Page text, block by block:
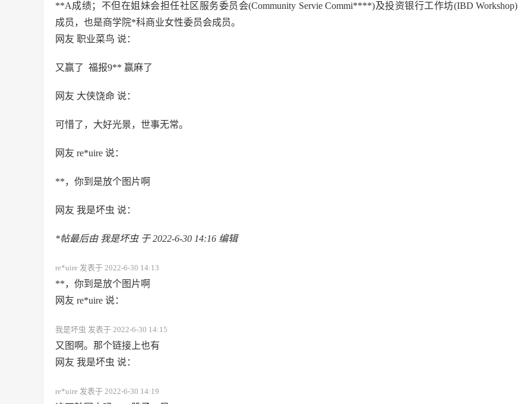
**A成绩；不但在姐妹会担任社区服务委员会(Community Servie Commi****)及投资银行工作坊(IBD Workshop)
成员，也是商学院*科商业女性委员会成员。
网友 职业菜鸟 说：
又赢了 福报9** 赢麻了
网友 大侠饶命 说：
可惜了，大好光景，世事无常。
网友 re*uire 说：
**，你到是放个图片啊
网友 我是坏虫 说：
*帖最后由 我是坏虫 于 2022-6-30 14:16 编辑
re*uire 发表于 2022-6-30 14:13
**，你到是放个图片啊
网友 re*uire 说：
我是坏虫 发表于 2022-6-30 14:15
又图啊。那个链接上也有
网友 我是坏虫 说：
re*uire 发表于 2022-6-30 14:19